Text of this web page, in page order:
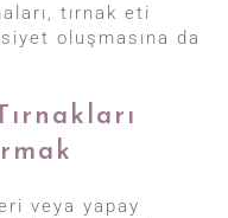
tırnak eti
oluşmasına da
veya yapay